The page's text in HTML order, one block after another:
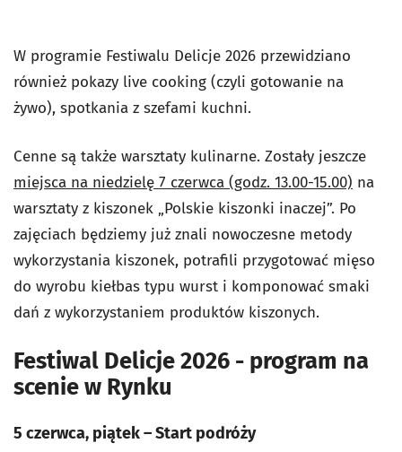
W programie Festiwalu Delicje 2026 przewidziano
również pokazy live cooking (czyli gotowanie na
żywo), spotkania z szefami kuchni.
Cenne są także warsztaty kulinarne. Zostały jeszcze
miejsca na niedzielę 7 czerwca (godz. 13.00-15.00) na
warsztaty z kiszonek „Polskie kiszonki inaczej”. Po
zajęciach będziemy już znali nowoczesne metody
wykorzystania kiszonek, potrafili przygotować mięso
do wyrobu kiełbas typu wurst i komponować smaki
dań z wykorzystaniem produktów kiszonych.
Festiwal Delicje 2026 - program na
scenie w Rynku
5 czerwca, piątek – Start podróży